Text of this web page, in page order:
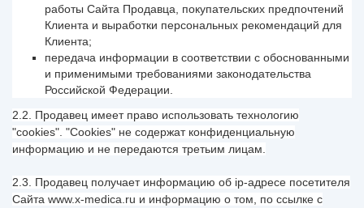
работы Сайта Продавца, покупательских предпочтений
Клиента и выработки персональных рекомендаций для
Клиента;
передача информации в соответствии с обоснованными
и применимыми требованиями законодательства
Российской Федерации.
2.2. Продавец имеет право использовать технологию
"cookies". "Cookies" не содержат конфиденциальную
информацию и не передаются третьим лицам.
2.3. Продавец получает информацию об ip-адресе посетителя
Сайта www.x-medica.ru и информацию о том, по ссылке с